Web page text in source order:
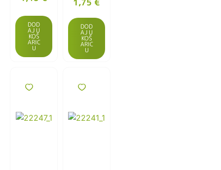
DOD
AJ U
KOŠ
ARIC
U
1,75 €
DOD
AJ U
KOŠ
ARIC
U